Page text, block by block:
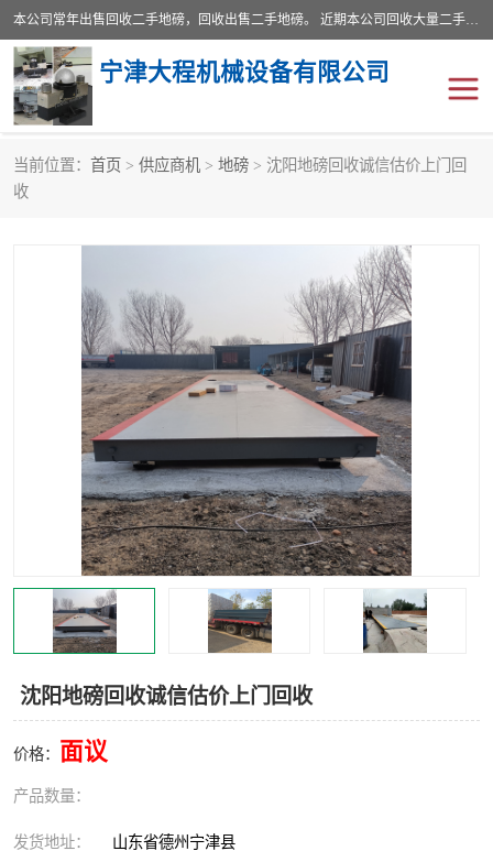
本公司常年出售回收二手地磅，回收出售二手地磅。 近期本公司回收大量二手地磅，型号齐全，宽度从2米到3.5米，长度5米到25米，承重吨位从10到200吨，成色7—9成新。 ? 使用年限6个月至2年，产品来源于个人闲置品，工矿企业停用品，因小换大而来。 精准度和新的一样， 二手地磅是内行人的选择，打个电话就省钱朋友您好等什么
宁津大程机械设备有限公司
当前位置： 首页 > 供应商机 > 地磅 > 沈阳地磅回收诚信估价上门回
收
沈阳地磅回收诚信估价上门回收
价格： 面议
产品数量：
发货地址： 山东省德州宁津县
地磅传感器 废纸打包机
烘干机 食品烘干机
装载机电子秤 输送机
半自动输送机 全自动输送机
冷却塔 食品螺旋塔
撕碎机 木材撕碎机
塑料撕碎机 金属撕碎机